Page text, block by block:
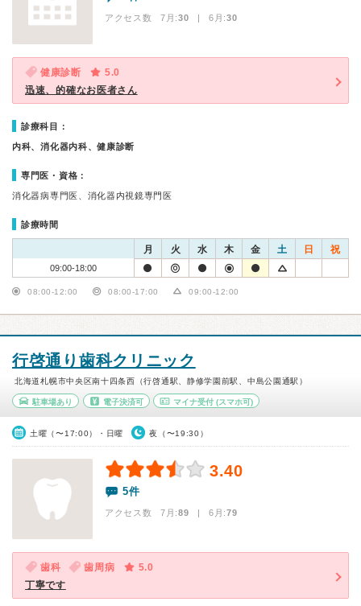
アクセス数 7月:30 | 6月:30
健康診断
5.0
迅速、的確なお医者さん
診療科目：
内科、消化器内科、健康診断
専門医・資格：
消化器病専門医、消化器内視鏡専門医
診療時間
月 火 水 木 金 土 日 祝
09:00-18:00
08:00-12:00 08:00-17:00 09:00-12:00
行啓通り歯科クリニック
北海道札幌市中央区南十四条西（行啓通駅、静修学園前駅、中島公園通駅）
駐車場あり 電子決済可 マイナ受付 (スマホ可)
土曜（〜17:00）・日曜 夜（〜19:30）
3.40
5件
アクセス数 7月:89 | 6月:79
歯科 歯周病
5.0
丁寧です